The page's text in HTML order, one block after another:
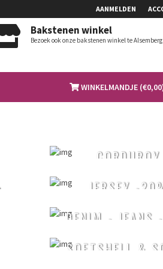
AANMELDEN
Bakstenen winkel
Bezoek ook onze bakstenen winkel te
WINKELMANDJE (€0,00
CORDUROY
JERSEY -
DENIM - JEANS
SOFTSHELL &